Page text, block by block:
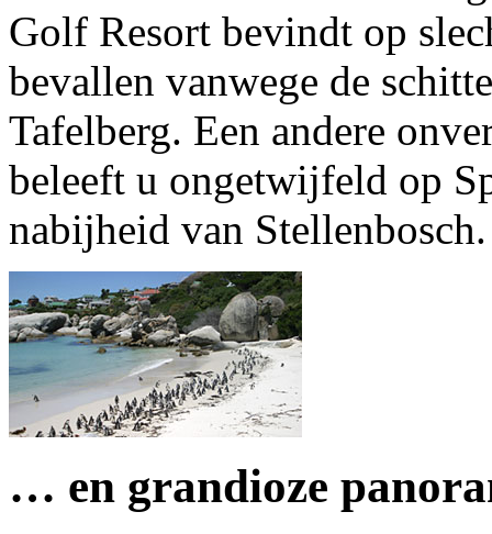
Golf Resort bevindt op
bevallen vanwege de
Tafelberg. Een andere
beleeft u ongetwijfeld op
nabijheid van Stellenbosch.
… en grandioze